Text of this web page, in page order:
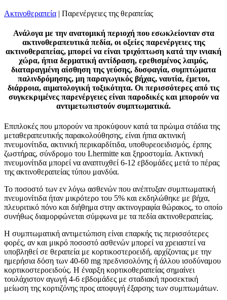
Ακτινοθεραπεία | Παρενέργειες της θεραπείας
Ανάλογα με την ανατομική περιοχή που εσωκλείονταν στα
ακτινοθεραπευτικά πεδία, οι οξείες παρενέργειες της
ακτινοθεραπείας, μπορεί να είναι τριχόπτωση κατά την ινιακή
χώρα, ήπια δερματική αντίδραση, ερεθισμένος λαιμός,
διαταραγμένη αίσθηση της γεύσης, δυσφαγία, συμπτώματα
παλινδρόμησης, μη παραγωγικός βήχας, ναυτία, έμετοι,
διάρροια, αιματολογική τοξικότητα. Οι περισσότερες από τις
συγκεκριμένες παρενέργειες είναι παροδικές και μπορούν να
αντιμετωπιστούν συμπτωματικά.
Επιπλοκές που μπορούν να προκύψουν κατά τα πρώιμα στάδια της
μεταθεραπευτικής παρακολούθησης, είναι ήπια ακτινική
πνευμονίτιδα, ακτινική περικαρδίτιδα, υποθυρεοειδισμός, έρπης
ζωστήρας, σύνδρομο του Lhermitte και ξηροστομία. Ακτινική
πνευμονίτιδα μπορεί να αναπτυχθεί 6-12 εβδομάδες μετά το πέρας
της ακτινοθεραπείας τύπου μανδύα.
Το ποσοστό των εν λόγω ασθενών που ανέπτυξαν συμπτωματική
πνευμονίτιδα ήταν μικρότερο του 5% και εκδηλώθηκε με βήχα,
πλευριτικό πόνο και διήθημα στην ακτινογραφία θώρακος, το οποίο
συνήθως διαμορφώνεται σύμφωνα με τα πεδία ακτινοθεραπείας.
Η συμπτωματική αντιμετώπιση είναι επαρκής τις περισσότερες
φορές, αν και μικρό ποσοστό ασθενών μπορεί να χρειαστεί να
υποβληθεί σε θεραπεία με κορτικοστεροειδή, αρχίζοντας με την
ημερήσια δόση των 40-60 mg πρεδνισολόνης ή άλλου ισοδύναμου
κορτικοστεροειδούς. Η έναρξη κορτικοθεραπείας σημαίνει
τουλάχιστον αγωγή 4-6 εβδομάδες με σταδιακή προσεκτική
μείωση της κορτιζόνης προς αποφυγή έξαρσης των συμπτωμάτων.